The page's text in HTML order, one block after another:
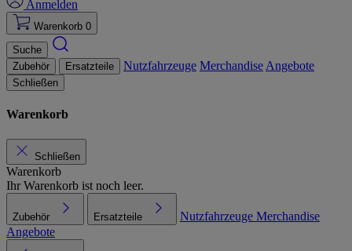
Anmelden
Warenkorb 0
Suche
Zubehör
Ersatzteile Nutzfahrzeuge Merchandise Angebote
Schließen
Warenkorb
Schließen
Warenkorb
Ihr Warenkorb ist noch leer.
Zubehör Ersatzteile Nutzfahrzeuge Merchandise
Angebote